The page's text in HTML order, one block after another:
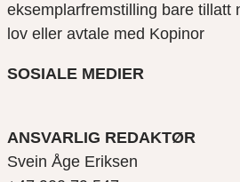
eksemplarfremstilling bare tillatt
lov eller avtale med Kopinor
SOSIALE MEDIER
ANSVARLIG REDAKTØR
Svein Åge Eriksen